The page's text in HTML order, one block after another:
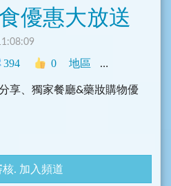
優惠大放送
394 0 地區 中文圈
享、獨家餐廳&藥妝購物優
加入頻道